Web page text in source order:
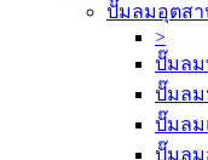
ปั๊มลมอุตสา
>
ปั๊มลม
ปั๊มลม
ปั๊มลม
ปั๊มลม